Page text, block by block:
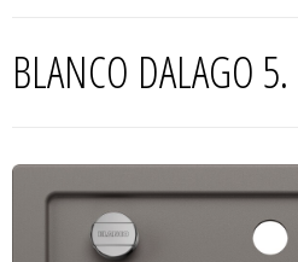
BLANCO DALAGO 5.